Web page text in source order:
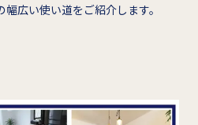
広い使い道をご紹介します。